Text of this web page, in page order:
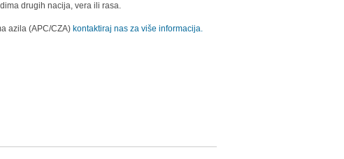
drugih nacija, vera ili rasa.
azila (APC/CZA) kontaktiraj nas za više informacija.